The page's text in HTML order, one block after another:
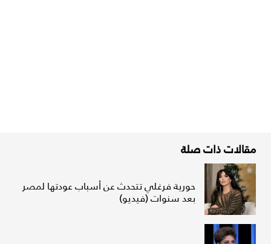
مقالات ذات صلة
حورية فرغلي تتحدث عن أسباب عودتها لمصر
بعد سنوات (فيديو)